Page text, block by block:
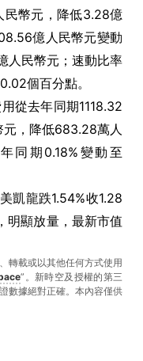
民幣元，降低3.28億
億人民幣元變動
人民幣元；速動比率
個百分點。
從去年同期1118.32
，降低683.28萬人
同期0.18%變動至
凱龍跌1.54%收1.28
明顯放量，最新市值
轉載或以其他任何方式使用
”。新時空及授權的第三
數據絕對正確。本內容僅供